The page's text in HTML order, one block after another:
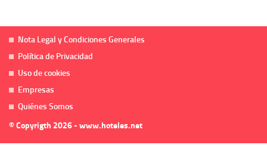
Nota Legal y Condiciones Generales
Política de Privacidad
Uso de cookies
Empresas
Quiénes Somos
© Copyrigth 2026 - www.hoteles.net